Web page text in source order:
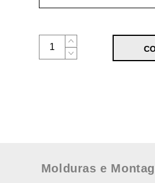
Molduras e